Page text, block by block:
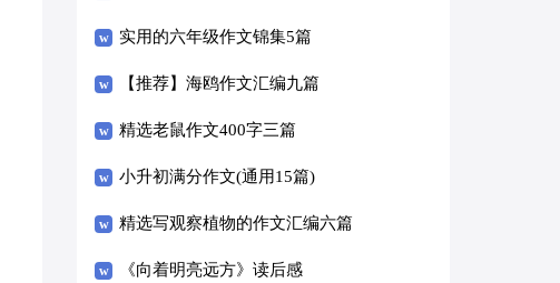
实用的六年级作文锦集5篇
【推荐】海鸥作文汇编九篇
精选老鼠作文400字三篇
小升初满分作文(通用15篇)
精选写观察植物的作文汇编六篇
《向着明亮远方》读后感